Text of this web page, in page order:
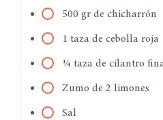
500 gr de chicharrón
1 taza de cebolla roja
¼ taza de cilantro
Zumo de 2 limones
Sal